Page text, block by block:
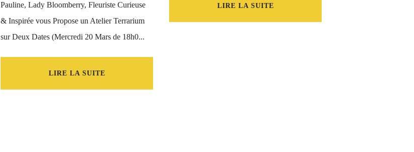
Pauline, Lady Bloomberry, Fleuriste Curieuse
& Inspirée vous Propose un Atelier Terrarium
sur Deux Dates (Mercredi 20 Mars de 18h0...
LIRE LA SUITE
LIRE LA SUITE